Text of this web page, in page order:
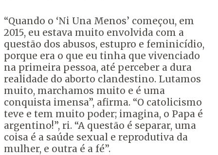
“Quando o ‘Ni Una Menos’ começou, em
2015, eu estava muito envolvida com a
questão dos abusos, estupro e feminicídio,
porque era o que eu tinha que vivenciado
na primeira pessoa, até perceber a dura
realidade do aborto clandestino. Lutamos
muito, marchamos muito e é uma
conquista imensa”, afirma. “O catolicismo
teve e tem muito poder; imagina, o Papa é
argentino!”, ri. “A questão é separar, uma
coisa é a saúde sexual e reprodutiva da
mulher, e outra é a fé”.